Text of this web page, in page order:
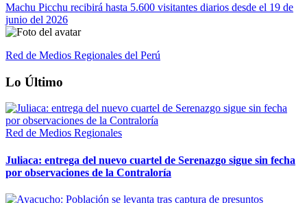
Machu Picchu recibirá hasta 5.600 visitantes diarios desde el 19 de
junio del 2026
Red de Medios Regionales del Perú
Lo Último
Red de Medios Regionales
Juliaca: entrega del nuevo cuartel de Serenazgo sigue sin fecha
por observaciones de la Contraloría